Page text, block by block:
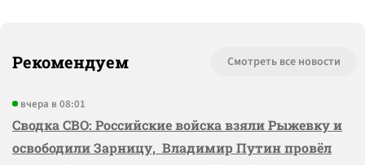
Рекомендуем Смотреть все новости
вчера в 08:01
Сводка СВО: Российские войска взяли Рыжевку и
освободили Зарницу, Владимир Путин провёл